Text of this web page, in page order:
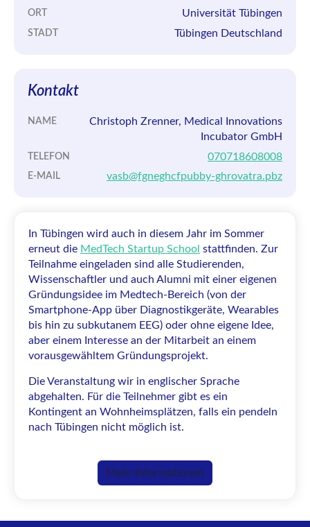
ORT Universität Tübingen
STADT Tübingen Deutschland
Kontakt
NAME
Christoph Zrenner, Medical Innovations
Incubator GmbH
TELEFON 070718608008
E-MAIL vasb@fgneghcfpubby-ghrovatra.pbz
In Tübingen wird auch in diesem Jahr im Sommer
erneut die MedTech Startup School stattfinden. Zur
Teilnahme eingeladen sind alle Studierenden,
Wissenschaftler und auch Alumni mit einer eigenen
Gründungsidee im Medtech-Bereich (von der
Smartphone-App über Diagnostikgeräte, Wearables
bis hin zu subkutanem EEG) oder ohne eigene Idee,
aber einem Interesse an der Mitarbeit an einem
vorausgewähltem Gründungsprojekt.
Die Veranstaltung wir in englischer Sprache
abgehalten. Für die Teilnehmer gibt es ein
Kontingent an Wohnheimsplätzen, falls ein pendeln
nach Tübingen nicht möglich ist.
Mehr Informationen